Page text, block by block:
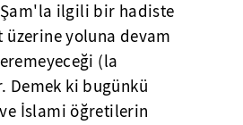
Şam'la ilgili bir hadiste
yoluna devam
(la
Demek ki bugünkü
İslami öğretilerin